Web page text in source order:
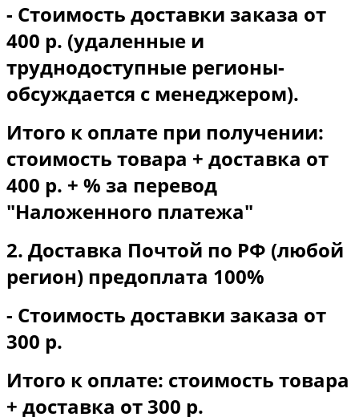
- Стоимость доставки заказа от
400 р. (удаленные и
труднодоступные регионы-
обсуждается с менеджером).
Итого к оплате при получении:
стоимость товара + доставка от
400 р. + % за перевод
"Наложенного платежа"
2. Доставка Почтой по РФ (любой
регион) предоплата 100%
- Стоимость доставки заказа от
300 р.
Итого к оплате: стоимость товара
+ доставка от 300 р.